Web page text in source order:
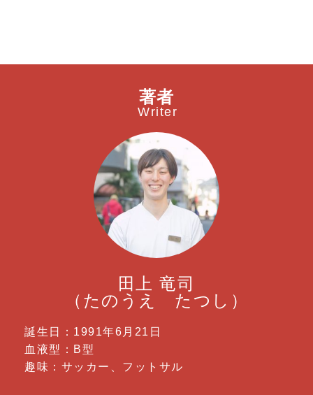
著者
Writer
田上 竜司
（たのうえ たつし）
誕生日：1991年6月21日
血液型：B型
趣味：サッカー、フットサル